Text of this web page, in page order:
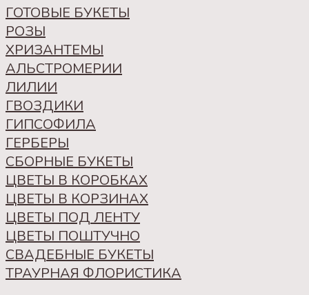
ГОТОВЫЕ БУКЕТЫ
РОЗЫ
ХРИЗАНТЕМЫ
АЛЬСТРОМЕРИИ
ЛИЛИИ
ГВОЗДИКИ
ГИПСОФИЛА
ГЕРБЕРЫ
СБОРНЫЕ БУКЕТЫ
ЦВЕТЫ В КОРОБКАХ
ЦВЕТЫ В КОРЗИНАХ
ЦВЕТЫ ПОД ЛЕНТУ
ЦВЕТЫ ПОШТУЧНО
СВАДЕБНЫЕ БУКЕТЫ
ТРАУРНАЯ ФЛОРИСТИКА